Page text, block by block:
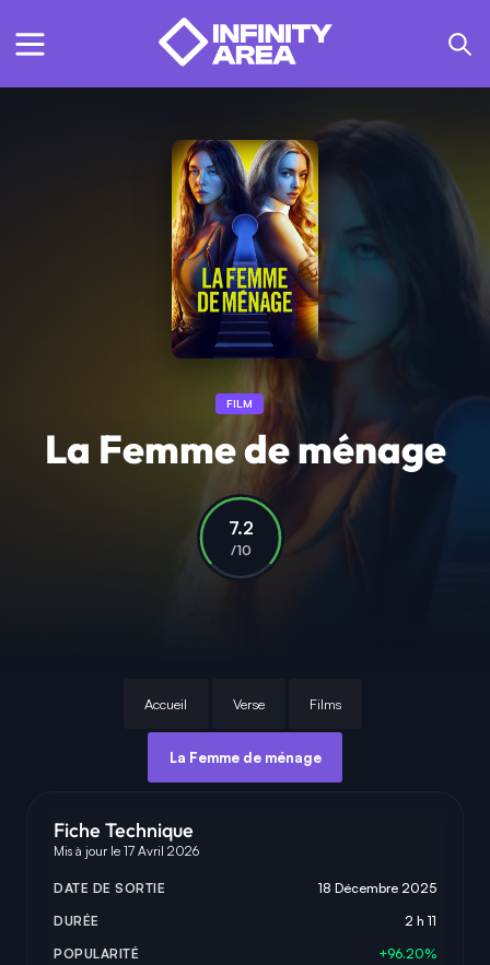
FILM
La Femme de ménage
7.2
/10
Accueil Verse Films
La Femme de ménage
Fiche Technique
Mis à jour le 17 Avril 2026
DATE DE SORTIE
18 Décembre 2025
DURÉE
2 h 11
POPULARITÉ
+96.20%